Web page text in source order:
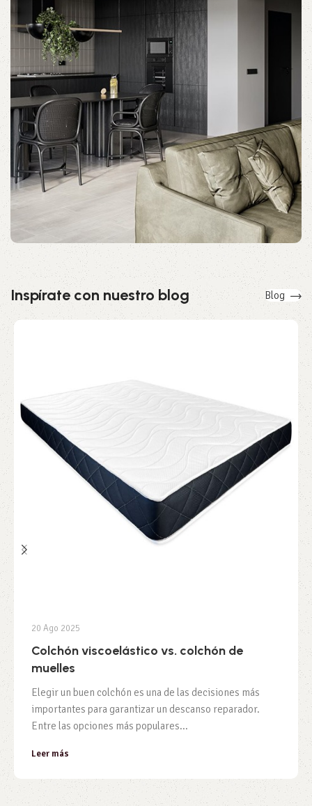
Inspírate con nuestro blog Blog
20 Ago 2025
Colchón viscoelástico vs. colchón de
muelles
Elegir un buen colchón es una de las decisiones más
importantes para garantizar un descanso reparador.
Entre las opciones más populares...
Leer más